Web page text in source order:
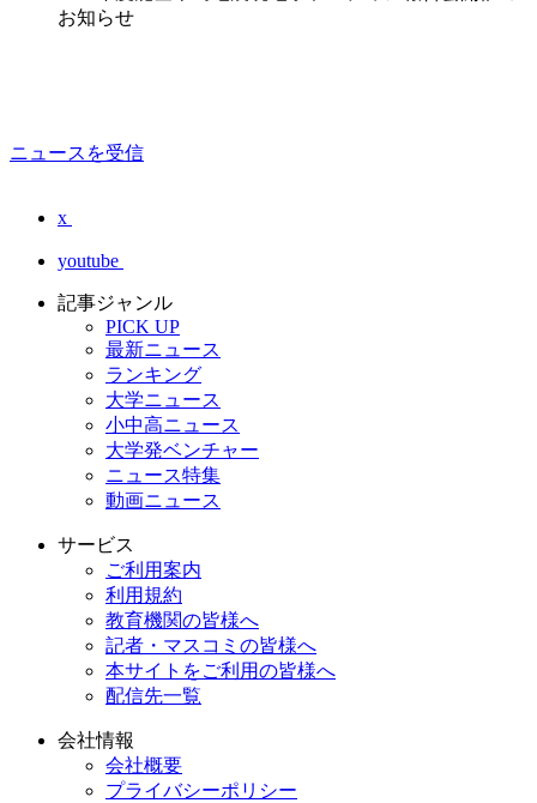
お知らせ
ニュースを受信
x
youtube
記事ジャンル
PICK UP
最新ニュース
ランキング
大学ニュース
小中高ニュース
大学発ベンチャー
ニュース特集
動画ニュース
サービス
ご利用案内
利用規約
教育機関の皆様へ
記者・マスコミの皆様へ
本サイトをご利用の皆様へ
配信先一覧
会社情報
会社概要
プライバシーポリシー